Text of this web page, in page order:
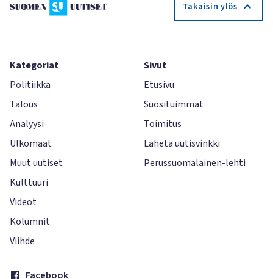
Takaisin ylös
Kategoriat
Politiikka
Talous
Analyysi
Ulkomaat
Muut uutiset
Kulttuuri
Videot
Kolumnit
Viihde
Sivut
Etusivu
Suosituimmat
Toimitus
Lähetä uutisvinkki
Perussuomalainen-lehti
Facebook